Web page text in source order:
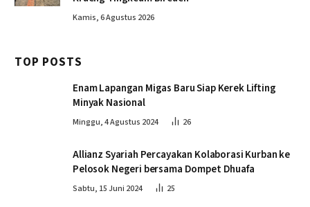
Kamis, 6 Agustus 2026
TOP POSTS
Enam Lapangan Migas Baru Siap Kerek Lifting
Minyak Nasional
Minggu, 4 Agustus 2024 26
Allianz Syariah Percayakan Kolaborasi Kurban ke
Pelosok Negeri bersama Dompet Dhuafa
Sabtu, 15 Juni 2024 25